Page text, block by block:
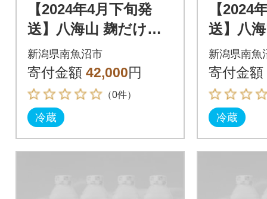
【2024年4月下旬発
送】八海山 麹だけで
つくったあまさけ(82
5g×12本)
新潟県南魚沼市
寄付金額 42,000円
（0件）
冷蔵
【2024
送】八
つくっ
5g×12本
新潟県南魚
寄付金額
冷蔵